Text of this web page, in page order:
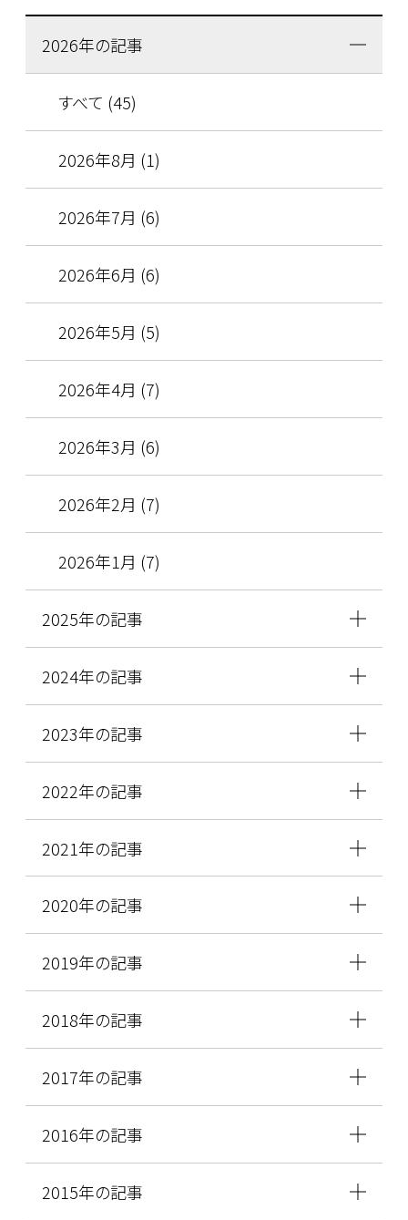
2026年の記事
すべて (45)
2026年8月 (1)
2026年7月 (6)
2026年6月 (6)
2026年5月 (5)
2026年4月 (7)
2026年3月 (6)
2026年2月 (7)
2026年1月 (7)
2025年の記事
2024年の記事
2023年の記事
2022年の記事
2021年の記事
2020年の記事
2019年の記事
2018年の記事
2017年の記事
2016年の記事
2015年の記事